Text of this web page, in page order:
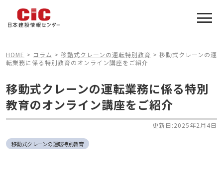
HOME > コラム > 移動式クレーンの運転特別教育 > 移動式クレーンの運
転業務に係る特別教育のオンライン講座をご紹介
移動式クレーンの運転業務に係る特別
教育のオンライン講座をご紹介
更新日:2025年2月4日
移動式クレーンの運転特別教育